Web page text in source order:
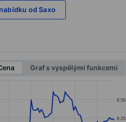
od Saxo
Graf s vyspělými funkcemi
8,25
8,50